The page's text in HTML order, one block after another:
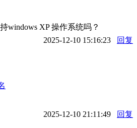
windows XP 操作系统吗？
2025-12-10 15:16:23
回复
2025-12-10 21:11:49
回复